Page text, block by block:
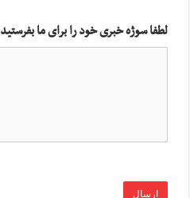
لطفا سوژه خبری خود را برای ما بفرستید